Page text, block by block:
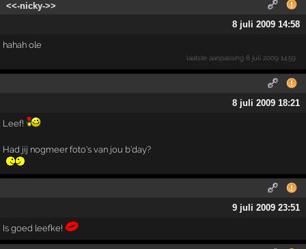
<<-nicky->>
8 juli 2009 14:58
hahah ole
laatste aanpassing8 juli 2009 14:59
8 juli 2009 18:21
Leef!
Had jij nogmeer foto's van jou b'day?
9 juli 2009 23:51
Is goed leefke!